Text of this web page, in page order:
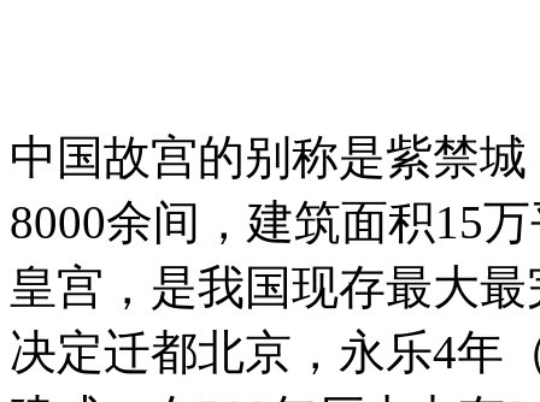
中国故宫的别称是紫禁
8000余间，建筑面积15
皇宫，是我国现存最大
决定迁都北京，永乐4年